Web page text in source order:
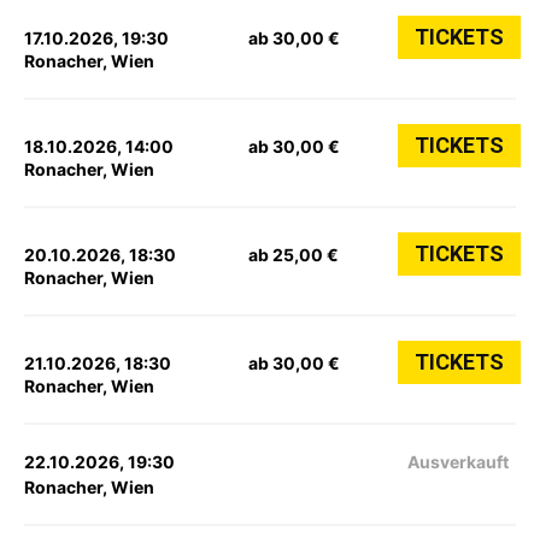
17.10.2026, 19:30
Ronacher, Wien
ab 30,00 € TICKETS
18.10.2026, 14:00
Ronacher, Wien
ab 30,00 € TICKETS
20.10.2026, 18:30
Ronacher, Wien
ab 25,00 € TICKETS
21.10.2026, 18:30
Ronacher, Wien
ab 30,00 € TICKETS
22.10.2026, 19:30
Ronacher, Wien
Ausverkauft